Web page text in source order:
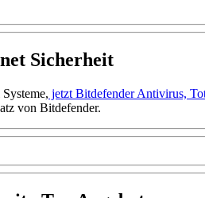
Sicherheit
jetzt Bitdefender Antivirus,
von Bitdefender.